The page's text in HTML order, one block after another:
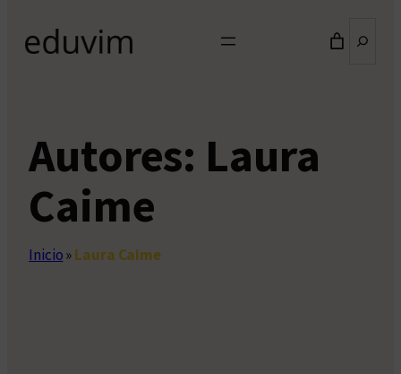
Autores: Laura
Caime
Inicio»Laura Caime